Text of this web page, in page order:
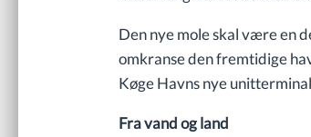
Den nye mole skal være en
omkranse den fremtidige
Køge Havns nye
Fra vand og land